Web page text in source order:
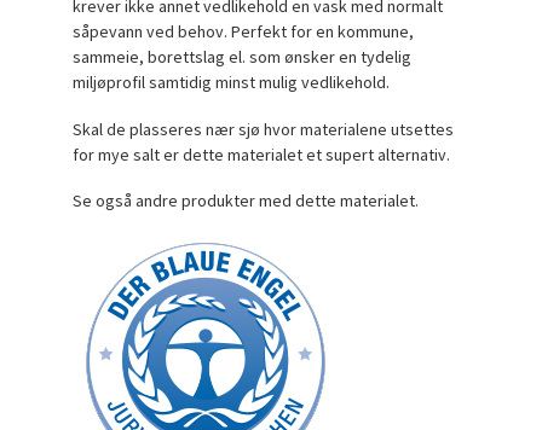
krever ikke annet vedlikehold en vask med normalt
såpevann ved behov. Perfekt for en kommune,
sammeie, borettslag el. som ønsker en tydelig
miljøprofil samtidig minst mulig vedlikehold.
Skal de plasseres nær sjø hvor materialene utsettes
for mye salt er dette materialet et supert alternativ.
Se også andre produkter med dette materialet.